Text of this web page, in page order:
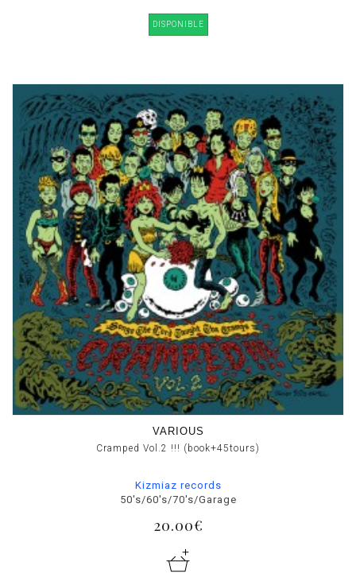
DISPONIBLE
VARIOUS
Cramped Vol.2 !!! (book+45tours)
Kizmiaz records
50's/60's/70's/Garage
20.00€